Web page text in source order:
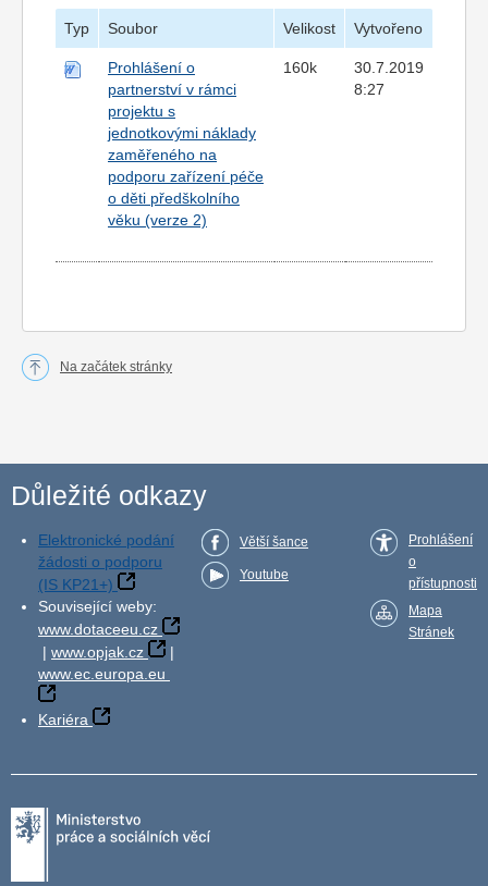
Typ Soubor Velikost Vytvořeno
Prohlášení o
partnerství v rámci
projektu s
jednotkovými náklady
zaměřeného na
podporu zařízení péče
o děti předškolního
věku (verze 2)
160k
30.7.2019
8:27
Na začátek stránky
Důležité odkazy
Elektronické podání
žádosti o podporu
(IS KP21+)
Související weby:
www.dotaceeu.cz
| www.opjak.cz
|
www.ec.europa.eu
Kariéra
Větší šance
Youtube
Prohlášení
o
přístupnosti
Mapa
Stránek